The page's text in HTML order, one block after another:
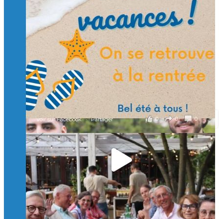
et contribuons ensemble à former les générations
d’ingénieurs de demain. 🙏
Merci à tous !
🎯 Taxe d’apprentissage 2026 : avec l'Isep, investissez pour
un numérique au service de l'humain !
À l’Isep, nous formons des ingénieurs, des bachelors, des
Mastères Spécialisés, qui allient excellence technologique et
valeurs humaines, au cœur de notre pro
...Voir plus
il y a 2 mois
0 0 0
Voir sur Facebook · Partager
🚀Afterwork à Genève 🚀
🥳 Le 22 avril dernier, 14 Alumni vivant / travaillant
en Suisse ont partagé un moment convivial de
retrouvailles et d'échanges !
Merci à tous pour votre présence et à Alexandre